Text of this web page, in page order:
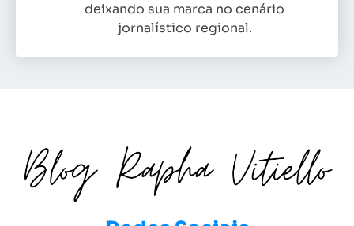
deixando sua marca no cenário
jornalístico regional.